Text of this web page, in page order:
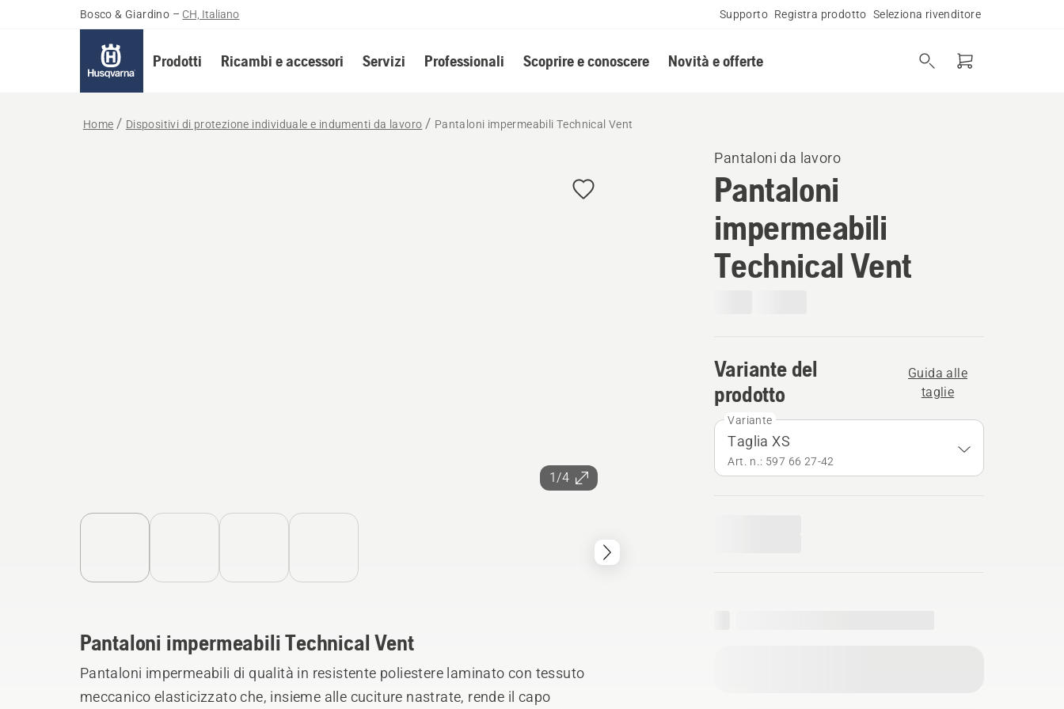
Bosco & Giardino – CH, Italiano Supporto Registra prodotto Seleziona rivenditore
Prodotti Ricambi e accessori Servizi Professionali Scoprire e conoscere Novità e offerte
Home Dispositivi di protezione individuale e indumenti da lavoro Pantaloni impermeabili Technical Vent
1/4
Pantaloni da lavoro
Pantaloni
impermeabili
Technical Vent
Variante del
prodotto
Guida alle
taglie
Variante
Taglia XS
Art. n.: 597 66 27‑42
Pantaloni impermeabili Technical Vent
Pantaloni impermeabili di qualità in resistente poliestere laminato con tessuto
meccanico elasticizzato che, insieme alle cuciture nastrate, rende il capo